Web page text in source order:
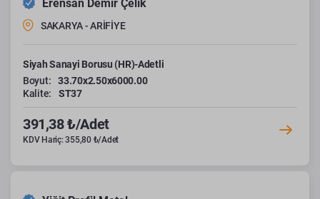
Erensan Demir Çelik
SAKARYA - ARİFİYE
Siyah Sanayi Borusu (HR)-Adetli
Boyut:
33.70x2.50x6000.00
Kalite:
ST37
391,38 ₺/Adet
KDV Hariç: 355,80 ₺/Adet